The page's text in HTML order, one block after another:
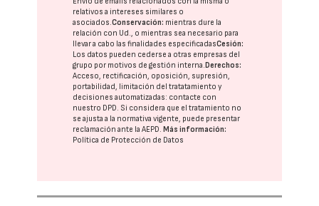
relativos a intereses similares o
asociados.Conservación: mientras dure la
relación con Ud., o mientras sea necesario para
llevar a cabo las finalidades especificadasCesión:
Los datos pueden cederse a otras empresas del
grupo por motivos de gestión interna. Derechos:
Acceso, rectificación, oposición, supresión,
portabilidad, limitación del tratatamiento y
decisiones automatizadas: contacte con
nuestro DPD. Si considera que el tratamiento no
se ajusta a la normativa vigente, puede presentar
reclamación ante laAEPD. Más información:
Política de Protección de Datos